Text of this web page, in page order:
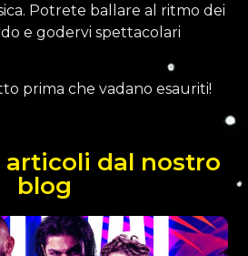
Potrete ballare al ritmo dei
e godervi spettacolari
prima che vadano esauriti!
dal nostro
blog